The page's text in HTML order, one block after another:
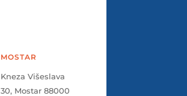
MOSTAR
Kneza Višeslava
30, Mostar 88000